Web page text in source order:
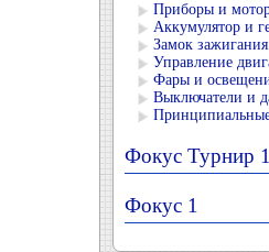
Приборы и
Аккумулятор и
Замок зажигания
Управление
Фары и
Выключатели и
Фокус Турнир 1
Фокус 1